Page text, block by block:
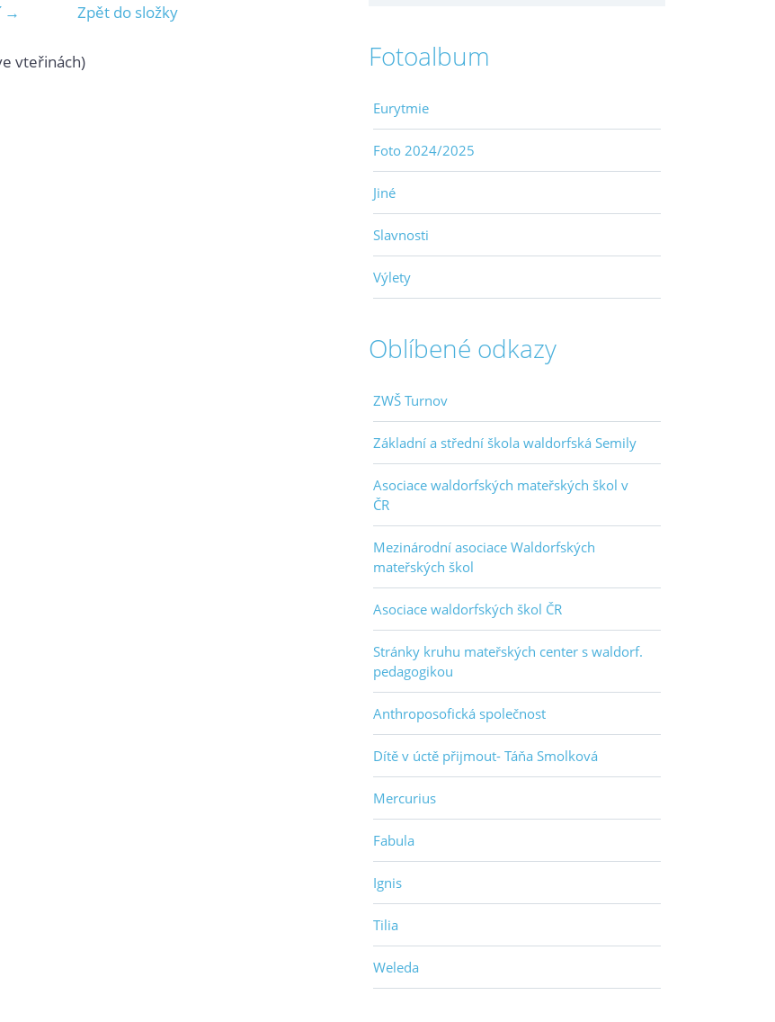
→ Zpět do složky
vteřinách) Fotoalbum
Eurytmie
Foto 2024/2025
Jiné
Slavnosti
Výlety
Oblíbené odkazy
ZWŠ Turnov
Základní a střední škola waldorfská Semily
Asociace waldorfských mateřských škol v
ČR
Mezinárodní asociace Waldorfských
mateřských škol
Asociace waldorfských škol ČR
Stránky kruhu mateřských center s waldorf.
pedagogikou
Anthroposofická společnost
Dítě v úctě přijmout- Táňa Smolková
Mercurius
Fabula
Ignis
Tilia
Weleda